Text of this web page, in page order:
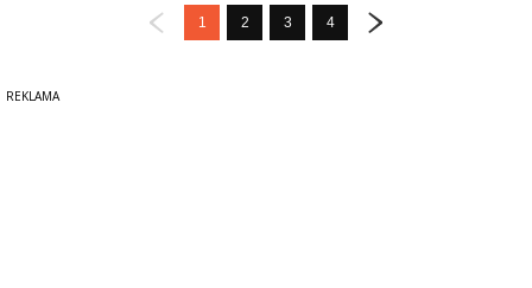
1 2 3 4